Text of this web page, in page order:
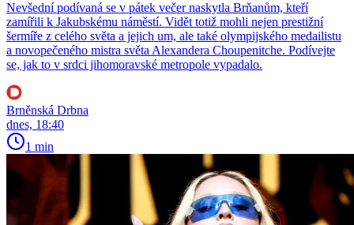
Nevšední podívaná se v pátek večer naskytla Brňanům, kteří
zamířili k Jakubskému náměstí. Vidět totiž mohli nejen prestižní
šermíře z celého světa a jejich um, ale také olympijského medailistu
a novopečeného mistra světa Alexandera Choupenitche. Podívejte
se, jak to v srdci jihomoravské metropole vypadalo.
Brněnská Drbna
dnes, 18:40
1 min